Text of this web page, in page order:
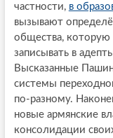
частности, в
вызывают
общества, которую
записывать в
Высказанные
системы
по-разному.
новые армянские
консолидации